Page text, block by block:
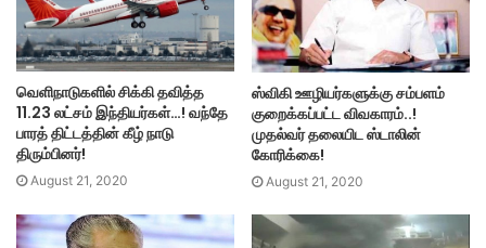
வெளிநாடுகளில் சிக்கி தவித்த
11.23 லட்சம் இந்தியர்கள்…! வந்தே
பாரத் திட்டத்தின் கீழ் நாடு
திரும்பினர்!
August 21, 2020
ஸ்விகி ஊழியர்களுக்கு சம்பளம்
குறைக்கப்பட்ட விவகாரம்..!
முதல்வர் தலையிட ஸ்டாலின்
கோரிக்கை!
August 21, 2020